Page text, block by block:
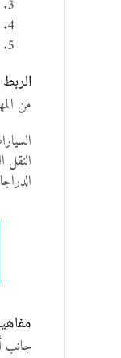
من
النقل
جانب